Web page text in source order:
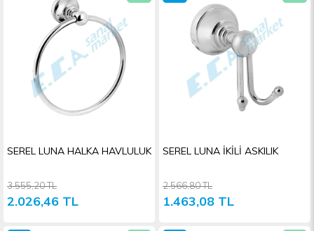
SEREL LUNA HALKA HAVLULUK
2.026,46 TL
3.555,20 TL
SEREL LUNA İKİLİ ASKILIK
1.463,08 TL
2.566,80 TL